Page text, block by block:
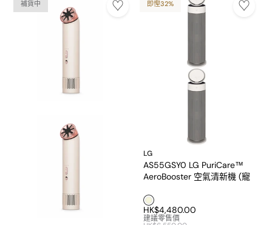
補貨中 即慳32%
LG
AS55GSY0 LG PuriCare™
AeroBooster 空氣清新機 (寵
米色1
HK$4,480.00
建議零售價